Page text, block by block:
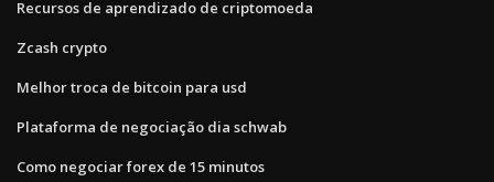
Recursos de aprendizado de criptomoeda
Zcash crypto
Melhor troca de bitcoin para usd
Plataforma de negociação dia schwab
Como negociar forex de 15 minutos